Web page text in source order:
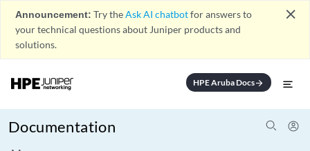
Announcement: Try theAsk AI chatbotfor answers to
your technical questions about Juniper products and
solutions.
close
HPE Aruba Docsarrow_forward
Documentation